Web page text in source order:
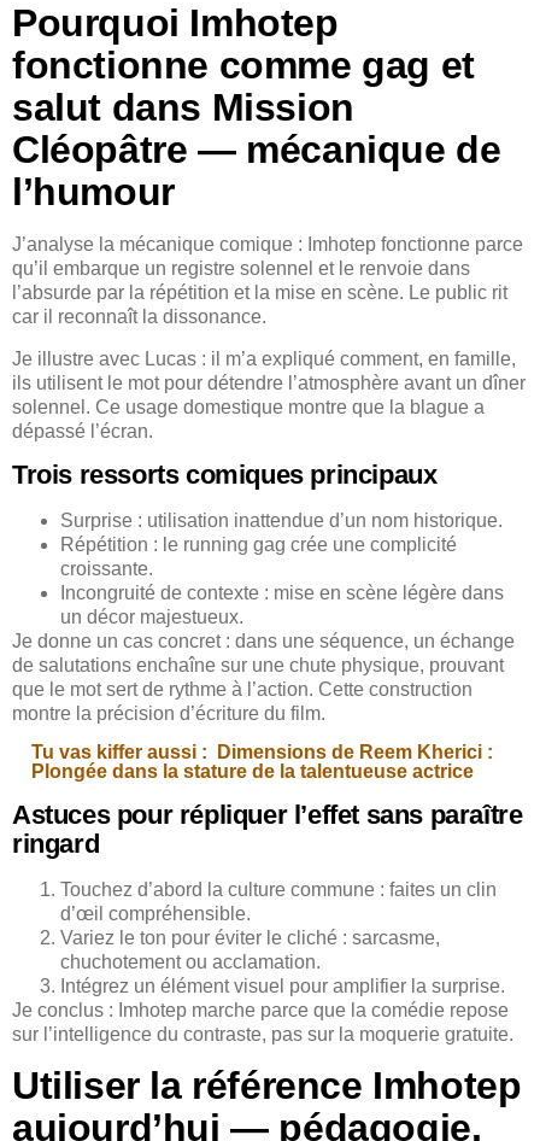
Pourquoi Imhotep
fonctionne comme gag et
salut dans Mission
Cléopâtre — mécanique de
l’humour
J’analyse la mécanique comique : Imhotep fonctionne parce
qu’il embarque un registre solennel et le renvoie dans
l’absurde par la répétition et la mise en scène. Le public rit
car il reconnaît la dissonance.
Je illustre avec Lucas : il m’a expliqué comment, en famille,
ils utilisent le mot pour détendre l’atmosphère avant un dîner
solennel. Ce usage domestique montre que la blague a
dépassé l’écran.
Trois ressorts comiques principaux
Surprise : utilisation inattendue d’un nom historique.
Répétition : le running gag crée une complicité
croissante.
Incongruité de contexte : mise en scène légère dans
un décor majestueux.
Je donne un cas concret : dans une séquence, un échange
de salutations enchaîne sur une chute physique, prouvant
que le mot sert de rythme à l’action. Cette construction
montre la précision d’écriture du film.
Tu vas kiffer aussi :
Dimensions de Reem Kherici :
Plongée dans la stature de la talentueuse actrice
Astuces pour répliquer l’effet sans paraître
ringard
Touchez d’abord la culture commune : faites un clin
d’œil compréhensible.
Variez le ton pour éviter le cliché : sarcasme,
chuchotement ou acclamation.
Intégrez un élément visuel pour amplifier la surprise.
Je conclus : Imhotep marche parce que la comédie repose
sur l’intelligence du contraste, pas sur la moquerie gratuite.
Utiliser la référence Imhotep
aujourd’hui — pédagogie,